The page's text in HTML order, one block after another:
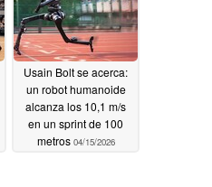
Usain Bolt se acerca:
un robot humanoide
alcanza los 10,1 m/s
en un sprint de 100
metros 04/15/2026